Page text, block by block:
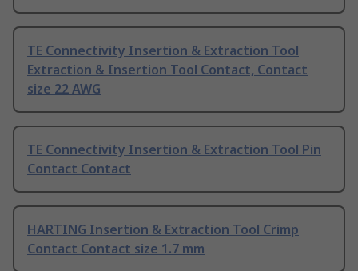
TE Connectivity Insertion & Extraction Tool
Extraction & Insertion Tool Contact, Contact
size 22 AWG
TE Connectivity Insertion & Extraction Tool Pin
Contact Contact
HARTING Insertion & Extraction Tool Crimp
Contact Contact size 1.7 mm